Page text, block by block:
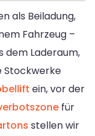
als Beiladung,
Fahrzeug –
dem Laderaum,
Stockwerke
ein, vor der
für
stellen wir